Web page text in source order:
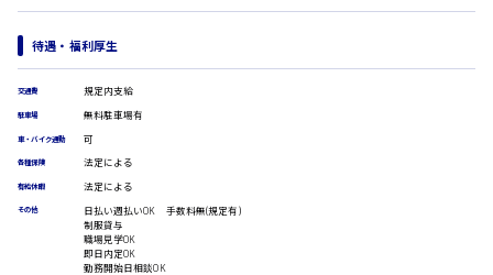
翻訳、通訳
IT・クリエイティブ系
DTPオペレーター
CADオペレーター
WEBデザイナー
校正・編集
販売・サービス・フード系
経営企画
時給制すべて
待遇・福利厚生
交通費 規定内支給
駐車場 無料駐車場有
車・バイク通勤 可
各種保険 法定による
有給休暇 法定による
その他
日払い週払いOK 手数料無(規定有)
制服貸与
職場見学OK
即日内定OK
勤務開始日相談OK